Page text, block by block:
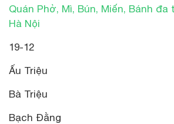
Quán Phở, Mì, Bún, Miến, Bánh
Hà Nội
19-12
Ấu Triệu
Bà Triệu
Bạch Đằng